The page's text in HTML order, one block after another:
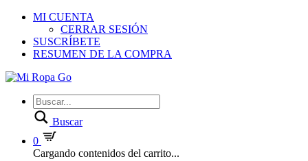
MI CUENTA
CERRAR SESIÓN
SUSCRÍBETE
RESUMEN DE LA COMPRA
Buscar
0
Cargando contenidos del carrito...